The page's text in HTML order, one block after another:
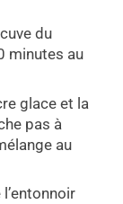
du
minutes au
glace et la
pas à
au